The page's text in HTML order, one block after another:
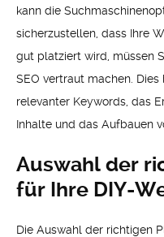
kann die
sicherzustellen, dass Ihre
gut platziert wird, müssen
SEO vertraut machen.
relevanter Keywords, das
Inhalte und das Aufbauen
Auswahl der
für Ihre DIY-
Die Auswahl der richtigen